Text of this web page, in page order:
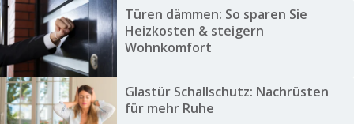
Türen dämmen: So sparen Sie
Heizkosten & steigern
Wohnkomfort
Glastür Schallschutz: Nachrüsten
für mehr Ruhe